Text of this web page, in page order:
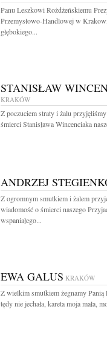
Panu Leszkowi Rożdżeńskiemu
Przemysłowo-Handlowej w
głębokiego...
STANISŁAW
KRAKÓW
Z poczuciem straty i żalu
śmierci Stanisława Wincenciaka
ANDRZEJ
Z ogromnym smutkiem i żalem
wiadomość o śmierci naszego
wspaniałego...
EWA GALUS KRAKÓW
Z wielkim smutkiem żegnamy Panią
tędy nie jechała, kareta moja mała,